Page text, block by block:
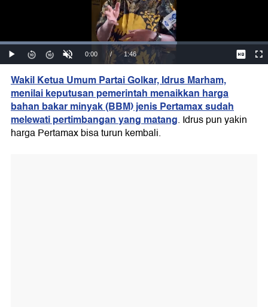
Wakil Ketua Umum Partai Golkar, Idrus Marham,
menilai keputusan pemerintah menaikkan harga
bahan bakar minyak (BBM) jenis Pertamax sudah
melewati pertimbangan yang matang. Idrus pun yakin
harga Pertamax bisa turun kembali.